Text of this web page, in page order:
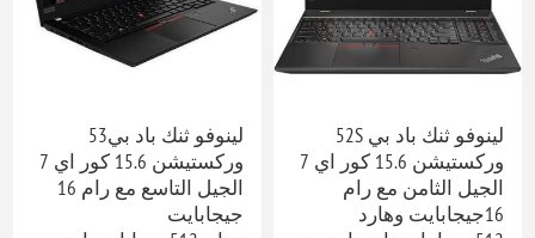
لينوفو ثنك باد بي 52S
وركستيشن 15.6 كور اي 7
الجيل الثامن مع رام
16جيجابايت وهارد
لينوفو ثنك باد بي53
وركستيشن 15.6 كور اي 7
الجيل التاسع مع رام 16
جيجابايت